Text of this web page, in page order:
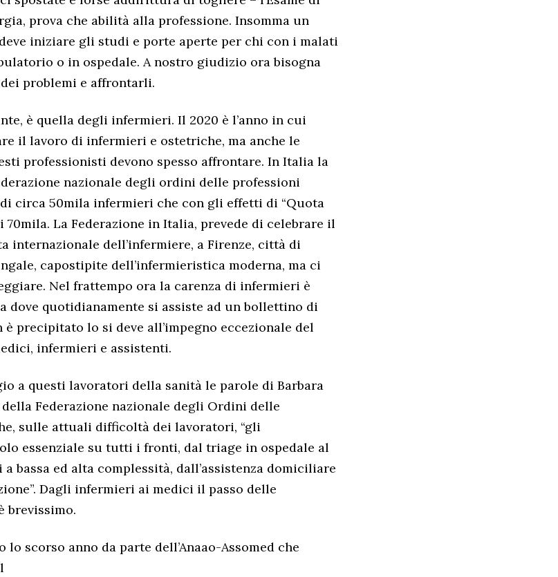
prova che abilità alla professione. Insomma un
iniziare gli studi e porte aperte per chi con i malati
o in ospedale. A nostro giudizio ora bisogna
problemi e affrontarli.
è quella degli infermieri. Il 2020 è l’anno in cui
il lavoro di infermieri e ostetriche, ma anche le
professionisti devono spesso affrontare. In Italia la
nazionale degli ordini delle professioni
circa 50mila infermieri che con gli effetti di “Quota
70mila. La Federazione in Italia, prevede di celebrare il
internazionale dell’infermiere, a Firenze, città di
capostipite dell’infermieristica moderna, ma ci
Nel frattempo ora la carenza di infermieri è
dove quotidianamente si assiste ad un bollettino di
è precipitato lo si deve all’impegno eccezionale del
infermieri e assistenti.
a questi lavoratori della sanità le parole di Barbara
Federazione nazionale degli Ordini delle
sulle attuali difficoltà dei lavoratori, “gli
essenziale su tutti i fronti, dal triage in ospedale al
bassa ed alta complessità, dall’assistenza domiciliare
Dagli infermieri ai medici il passo delle
brevissimo.
lo scorso anno da parte dell’Anaao-Assomed che